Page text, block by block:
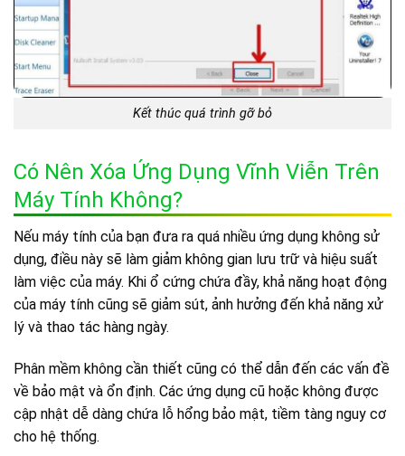
Kết thúc quá trình gỡ bỏ
Có Nên Xóa Ứng Dụng Vĩnh Viễn Trên
Máy Tính Không?
Nếu máy tính của bạn đưa ra quá nhiều ứng dụng không sử
dụng, điều này sẽ làm giảm không gian lưu trữ và hiệu suất
làm việc của máy. Khi ổ cứng chứa đầy, khả năng hoạt động
của máy tính cũng sẽ giảm sút, ảnh hưởng đến khả năng xử
lý và thao tác hàng ngày.
Phân mềm không cần thiết cũng có thể dẫn đến các vấn đề
về bảo mật và ổn định. Các ứng dụng cũ hoặc không được
cập nhật dễ dàng chứa lỗ hổng bảo mật, tiềm tàng nguy cơ
cho hệ thống.